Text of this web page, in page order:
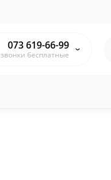
073 619-66-99
звонки бесплатные